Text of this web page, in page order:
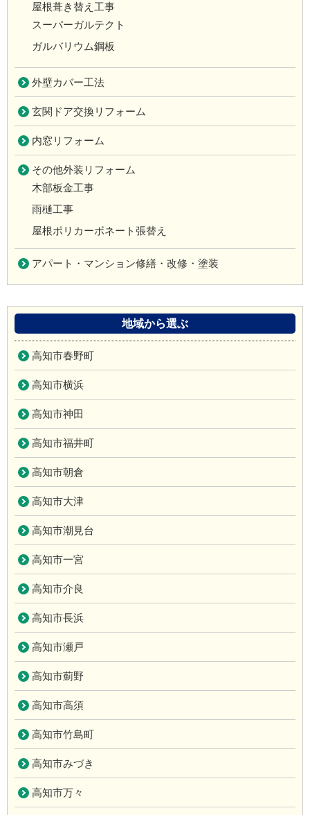
屋根葺き替え工事
スーパーガルテクト
ガルバリウム鋼板
外壁カバー工法
玄関ドア交換リフォーム
内窓リフォーム
その他外装リフォーム
木部板金工事
雨樋工事
屋根ポリカーボネート張替え
アパート・マンション修繕・改修・塗装
地域から選ぶ
高知市春野町
高知市横浜
高知市神田
高知市福井町
高知市朝倉
高知市大津
高知市潮見台
高知市一宮
高知市介良
高知市長浜
高知市瀬戸
高知市薊野
高知市高須
高知市竹島町
高知市みづき
高知市万々